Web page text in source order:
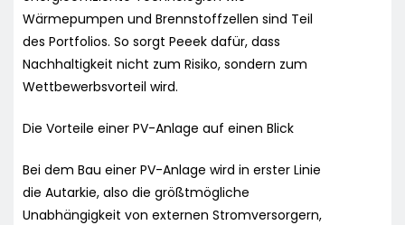
Wärmepumpen und Brennstoffzellen sind Teil
des Portfolios. So sorgt Peeek dafür, dass
Nachhaltigkeit nicht zum Risiko, sondern zum
Wettbewerbsvorteil wird.
Die Vorteile einer PV-Anlage auf einen Blick
Bei dem Bau einer PV-Anlage wird in erster Linie
die Autarkie, also die größtmögliche
Unabhängigkeit von externen Stromversorgern,